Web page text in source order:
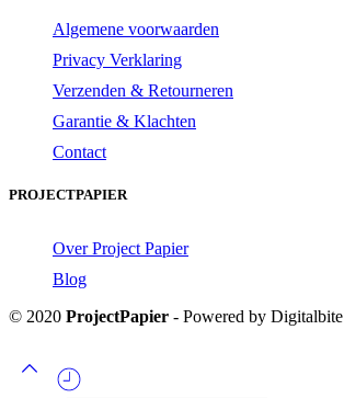
Algemene voorwaarden
Privacy Verklaring
Verzenden & Retourneren
Garantie & Klachten
Contact
PROJECTPAPIER
Over Project Papier
Blog
© 2020 ProjectPapier - Powered by Digitalbite